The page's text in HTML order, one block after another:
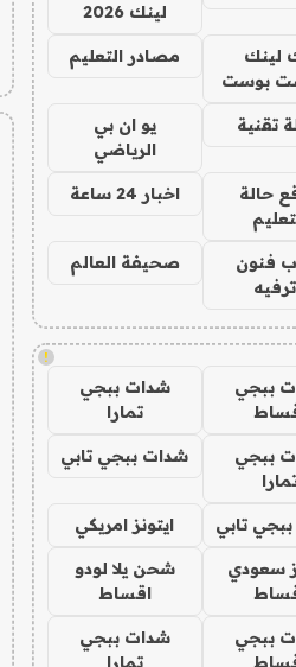
لينك 2026
لينك
بوست
مصادر التعليم
تقنية
يو ان بي
الرياضي
حالة
اخبار 24 ساعة
فنون
صحيفة العالم
!
ببجي
شدات ببجي
تمارا
ببجي
شدات ببجي تابي
تابي ايتونز امريكي
سعودي
شحن يلا لودو
اقساط
ببجي
شدات ببجي
تمارا